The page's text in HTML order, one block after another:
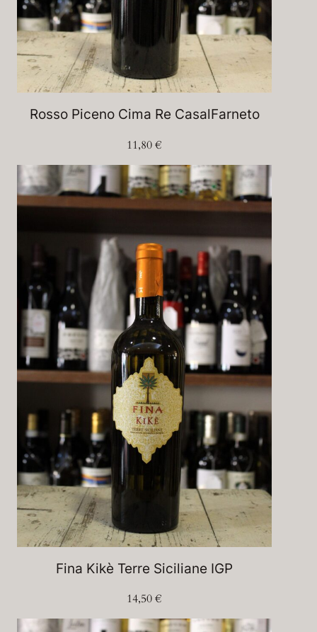
Rosso Piceno Cima Re CasalFarneto
11,80€
Fina Kikè Terre Siciliane IGP
14,50€